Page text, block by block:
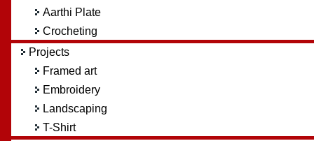
Aarthi Plate
Crocheting
Projects
Framed art
Embroidery
Landscaping
T-Shirt